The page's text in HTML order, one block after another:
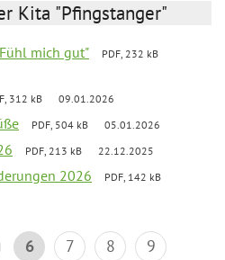
Kita "Pfingstanger"
mich gut"
PDF, 232 kB
312 kB 09.01.2026
PDF, 504 kB 05.01.2026
PDF, 213 kB 22.12.2025
2026
PDF, 142 kB
6 7 8
9